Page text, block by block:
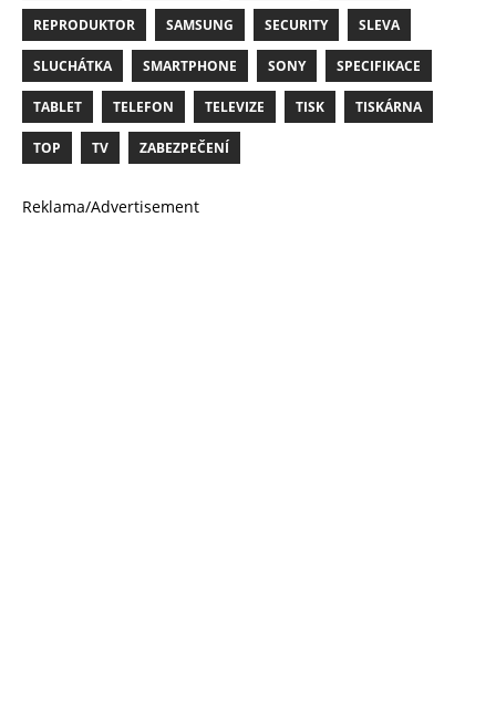
REPRODUKTOR SAMSUNG SECURITY SLEVA
SLUCHÁTKA SMARTPHONE SONY SPECIFIKACE
TABLET TELEFON TELEVIZE TISK TISKÁRNA
TOP TV ZABEZPEČENÍ
Reklama/Advertisement